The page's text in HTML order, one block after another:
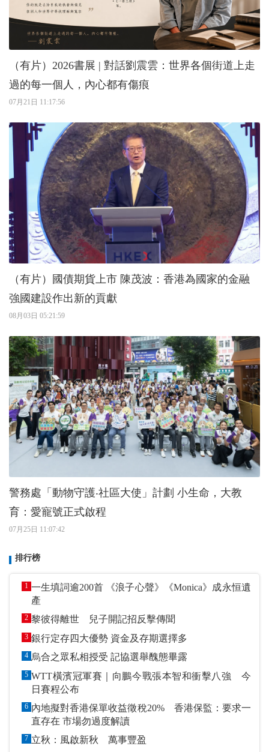
（有片）2026書展 | 對話劉震雲：世界各個街道上走
過的每一個人，內心都有傷痕
07月21日 11:17:56
（有片）國債期貨上市 陳茂波：香港為國家的金融
強國建設作出新的貢獻
08月03日 05:21:59
警務處「動物守護‧社區大使」計劃 小生命，大教
育：愛寵號正式啟程
07月25日 11:07:42
排行榜
1 一生填詞逾200首 《浪子心聲》《Monica》成永恒遺
產
2 黎彼得離世 兒子開記招反擊傳聞
3 銀行定存四大優勢 資金及存期選擇多
4 烏合之眾私相授受 記協選舉醜態畢露
5 WTT橫濱冠軍賽｜向鵬今戰張本智和衝擊八強 今
日賽程公布
6 內地擬對香港保單收益徵稅20% 香港保監：要求一
直存在 市場勿過度解讀
7 立秋：風啟新秋 萬事豐盈